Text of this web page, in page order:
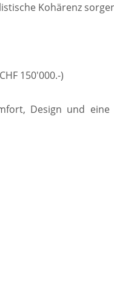
Kohärenz
150'000.-)
Design und eine